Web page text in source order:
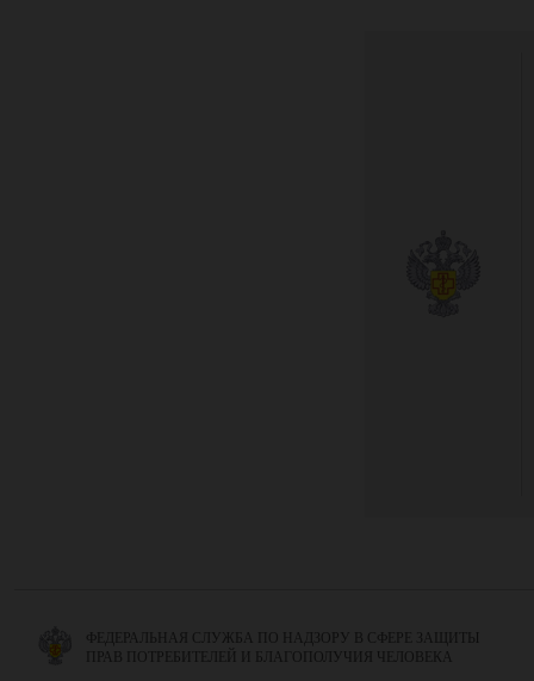
ФЕДЕРАЛЬНАЯ СЛУЖБА ПО НАДЗОРУ В СФЕРЕ ЗАЩИТЫ
ПРАВ ПОТРЕБИТЕЛЕЙ И БЛАГОПОЛУЧИЯ ЧЕЛОВЕКА